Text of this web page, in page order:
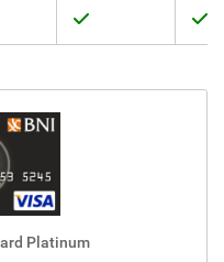
Platinum